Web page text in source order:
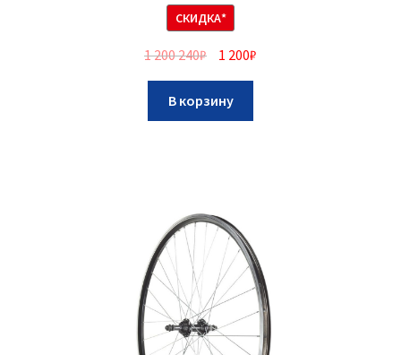
СКИДКА*
1 200 240₽ 1 200₽
В корзину